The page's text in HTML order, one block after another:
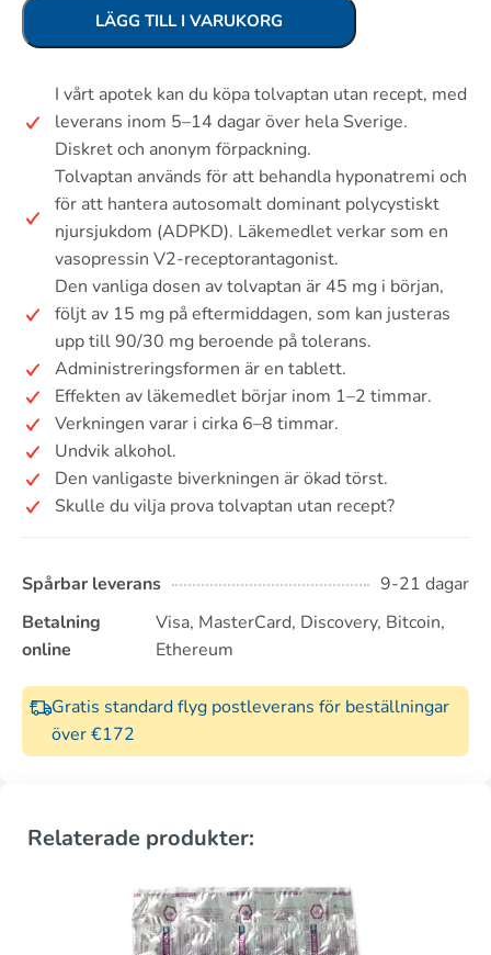
LÄGG TILL I VARUKORG
I vårt apotek kan du köpa tolvaptan utan recept, med
leverans inom 5–14 dagar över hela Sverige.
Diskret och anonym förpackning.
Tolvaptan används för att behandla hyponatremi och
för att hantera autosomalt dominant polycystiskt
njursjukdom (ADPKD). Läkemedlet verkar som en
vasopressin V2-receptorantagonist.
Den vanliga dosen av tolvaptan är 45 mg i början,
följt av 15 mg på eftermiddagen, som kan justeras
upp till 90/30 mg beroende på tolerans.
Administreringsformen är en tablett.
Effekten av läkemedlet börjar inom 1–2 timmar.
Verkningen varar i cirka 6–8 timmar.
Undvik alkohol.
Den vanligaste biverkningen är ökad törst.
Skulle du vilja prova tolvaptan utan recept?
Spårbar leverans
9-21 dagar
Betalning
online
Visa, MasterCard, Discovery, Bitcoin,
Ethereum
Gratis standard flyg postleverans för beställningar
över €172
Relaterade produkter: